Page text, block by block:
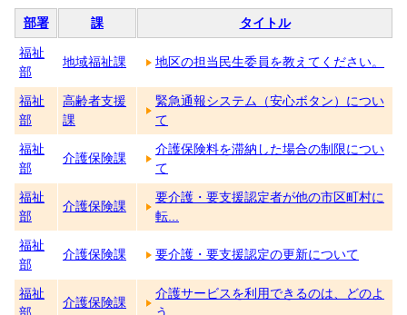
部署 課 タイトル
福祉
部
地域福祉課 地区の担当民生委員を教えてください。
福祉
部
高齢者支援
課
緊急通報システム（安心ボタン）につい
て
福祉
部
介護保険課
介護保険料を滞納した場合の制限につい
て
福祉
部
介護保険課
要介護・要支援認定者が他の市区町村に
転...
福祉
部
介護保険課 要介護・要支援認定の更新について
福祉
介護保険課
介護サービスを利用できるのは、どのよ